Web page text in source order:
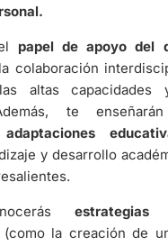
papel de apoyo del
colaboración
altas
te
y desarrollo
(como la creación de